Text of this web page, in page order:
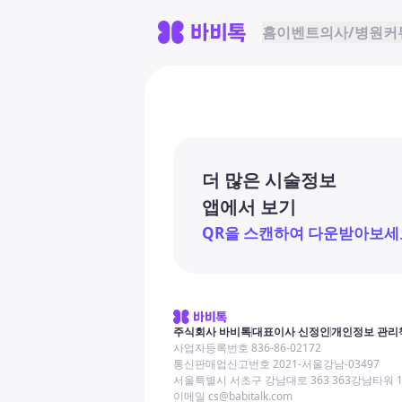
홈이벤트의사/병원커
더 많은 시술정보
앱에서 보기
QR을 스캔하여 다운받아보세
주식회사 바비톡대표이사 신정인개인정보 관리
사업자등록번호 836-86-02172
통신판매업신고번호 2021-서울강남-03497
서울특별시 서초구 강남대로 363 363강남타워
이메일 cs@babitalk.com